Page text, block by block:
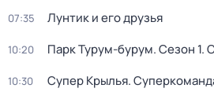
07:35 Лунтик и его друзья
10:20 Парк Турум-бурум. Сезон 1.
10:30 Супер Крылья.